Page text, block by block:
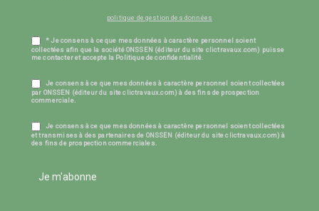
politique de gestion des données
* Je consens à ce que mes données à caractère personnel soient
collectées afin que la société ONSSEN (éditeur du site clictravaux.com) puisse
me contacter et accepte la Politique de confidentialité.
Je consens à ce que mes données à caractère personnel soient collectées
par ONSSEN (éditeur du site clictravaux.com) à des fins de prospection
commerciale.
Je consens à ce que mes données à caractère personnel soient collectées
et transmises à des partenaires de ONSSEN (éditeur du site clictravaux.com) à
des fins de prospection commerciales.
Je m'abonne